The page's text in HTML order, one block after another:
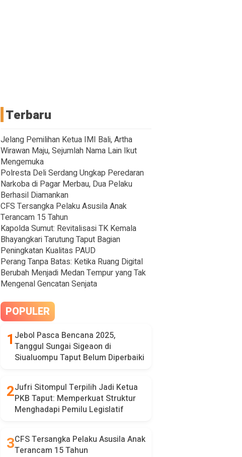
Terbaru
Jelang Pemilihan Ketua IMI Bali, Artha
Wirawan Maju, Sejumlah Nama Lain Ikut
Mengemuka
Polresta Deli Serdang Ungkap Peredaran
Narkoba di Pagar Merbau, Dua Pelaku
Berhasil Diamankan
CFS Tersangka Pelaku Asusila Anak
Terancam 15 Tahun
Kapolda Sumut: Revitalisasi TK Kemala
Bhayangkari Tarutung Taput Bagian
Peningkatan Kualitas PAUD
Perang Tanpa Batas: Ketika Ruang Digital
Berubah Menjadi Medan Tempur yang Tak
Mengenal Gencatan Senjata
POPULER
Jebol Pasca Bencana 2025,
Tanggul Sungai Sigeaon di
Siualuompu Taput Belum Diperbaiki
Jufri Sitompul Terpilih Jadi Ketua
PKB Taput: Memperkuat Struktur
Menghadapi Pemilu Legislatif
CFS Tersangka Pelaku Asusila Anak
Terancam 15 Tahun